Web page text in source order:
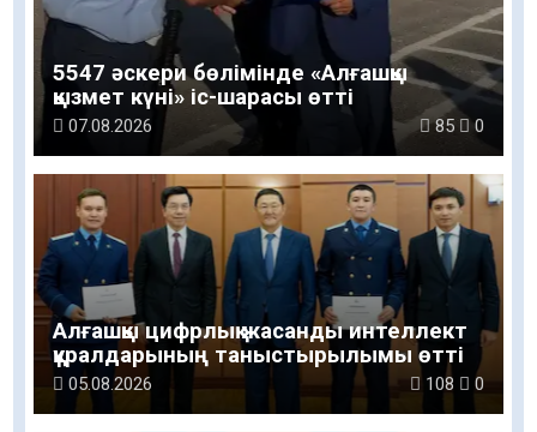
5547 әскери бөлімінде «Алғашқы
қызмет күні» іс-шарасы өтті
07.08.2026 85 0
Алғашқы цифрлық жасанды интеллект
құралдарының таныстырылымы өтті
05.08.2026 108 0